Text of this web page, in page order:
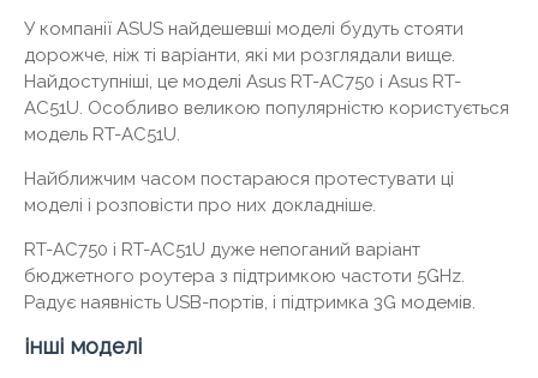
У компанії ASUS найдешевші моделі будуть стояти
дорожче, ніж ті варіанти, які ми розглядали вище.
Найдоступніші, це моделі Asus RT-AC750 і Asus RT-
AC51U. Особливо великою популярністю користується
модель RT-AC51U.
Найближчим часом постараюся протестувати ці
моделі і розповісти про них докладніше.
RT-AC750 і RT-AC51U дуже непоганий варіант
бюджетного роутера з підтримкою частоти 5GHz.
Радує наявність USB-портів, і підтримка 3G модемів.
інші моделі